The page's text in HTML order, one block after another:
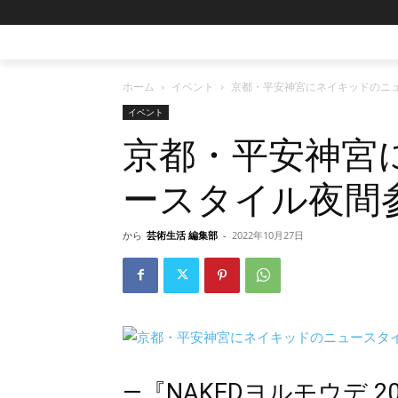
ホーム イベント 京都・平安神宮にネイキッドのニ
イベント
京都・平安神宮
ースタイル夜間
から 芸術生活 編集部 - 2022年10月27日